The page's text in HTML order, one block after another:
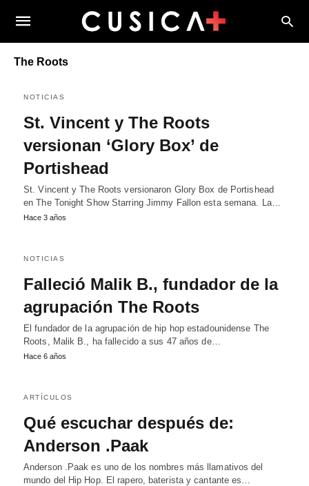
The Roots
NOTICIAS
St. Vincent y The Roots
versionan ‘Glory Box’ de
Portishead
St. Vincent y The Roots versionaron Glory Box de Portishead
en The Tonight Show Starring Jimmy Fallon esta semana. La…
Hace 3 años
NOTICIAS
Falleció Malik B., fundador de la
agrupación The Roots
El fundador de la agrupación de hip hop estadounidense The
Roots, Malik B., ha fallecido a sus 47 años de…
Hace 6 años
ARTÍCULOS
Qué escuchar después de:
Anderson .Paak
Anderson .Paak es uno de los nombres más llamativos del
mundo del Hip Hop. El rapero, baterista y cantante es…